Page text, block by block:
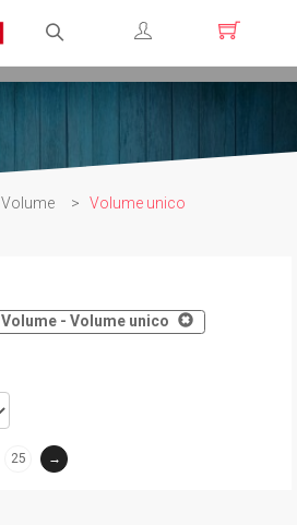
Registrati
Volume > Volume unico
Volume - Volume unico
25 →